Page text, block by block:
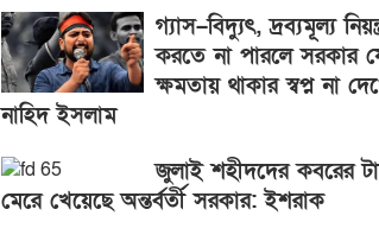
গ্যাস–বিদ্যুৎ, দ্রব্যমূল্য
করতে না পারলে সরকার
ক্ষমতায় থাকার স্বপ্ন না
নাহিদ ইসলাম
জুলাই শহীদদের কবরের
মেরে খেয়েছে অন্তর্বর্তী সরকার: ইশরাক